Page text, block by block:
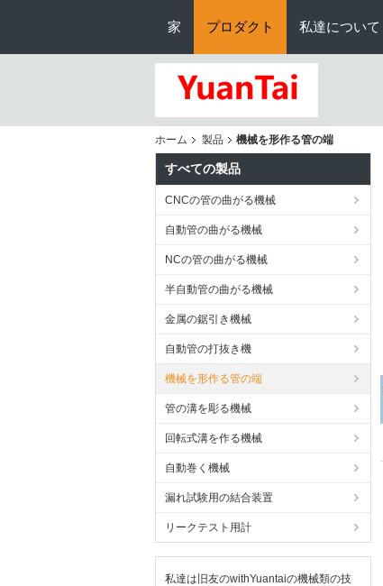
家 プロダクト 私達について
ホーム 製品 機械を形作る管の端
すべての製品
CNCの管の曲がる機械
自動管の曲がる機械
NCの管の曲がる機械
半自動管の曲がる機械
金属の鋸引き機械
自動管の打抜き機
機械を形作る管の端
管の溝を彫る機械
回転式溝を作る機械
自動巻く機械
漏れ試験用の結合装置
リークテスト用計
私達は旧友のwithYuantaiの機械類の技